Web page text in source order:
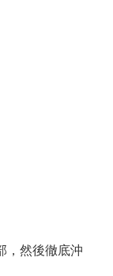
，然後徹底沖